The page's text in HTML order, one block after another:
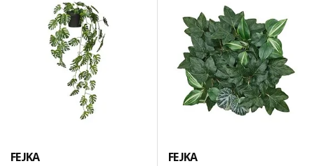
FEJKA FEJKA